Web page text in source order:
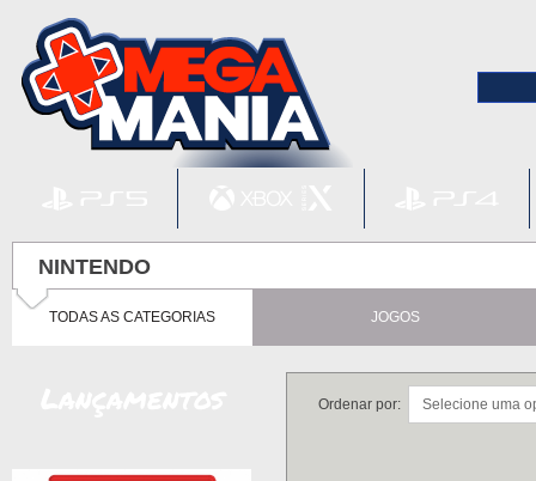
NINTENDO
TODAS AS CATEGORIAS JOGOS
Ordenar por: